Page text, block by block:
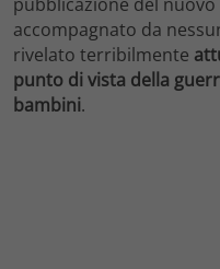
accompagnato da
rivelato terribilmente
punto di vista della
bambini.